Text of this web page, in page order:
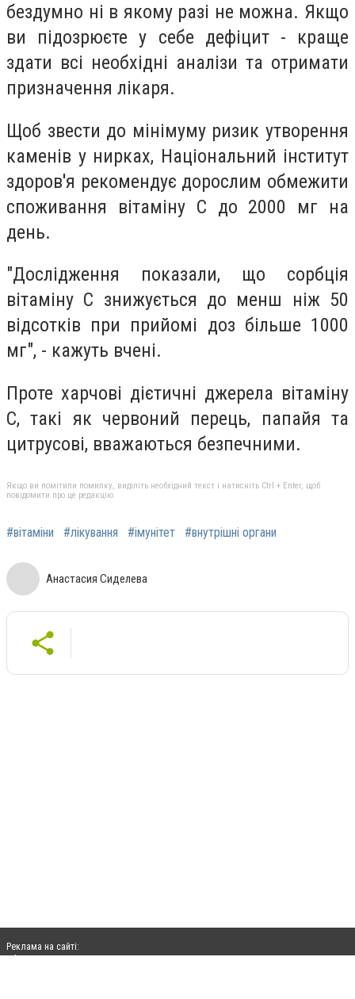
бездумно ні в якому разі не можна. Якщо
ви підозрюєте у себе дефіцит - краще
здати всі необхідні аналізи та отримати
призначення лікаря.
Щоб звести до мінімуму ризик утворення
каменів у нирках, Національний інститут
здоров'я рекомендує дорослим обмежити
споживання вітаміну С до 2000 мг на
день.
"Дослідження показали, що сорбція
вітаміну С знижується до менш ніж 50
відсотків при прийомі доз більше 1000
мг", - кажуть вчені.
Проте харчові дієтичні джерела вітаміну
С, такі як червоний перець, папайя та
цитрусові, вважаються безпечними.
Якщо ви помітили помилку, виділіть необхідний текст і натисніть Ctrl + Enter, щоб
повідомити про це редакцію
#вітаміни #лікування #імунітет #внутрішні органи
Анастасия Сиделева
Реклама на сайті: